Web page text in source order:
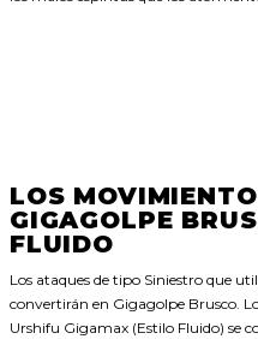
LOS
GIGAGOLPE
FLUIDO
Los ataques de tipo Siniestro que
convertirán en Gigagolpe Brusco.
Urshifu Gigamax (Estilo Fluido) se